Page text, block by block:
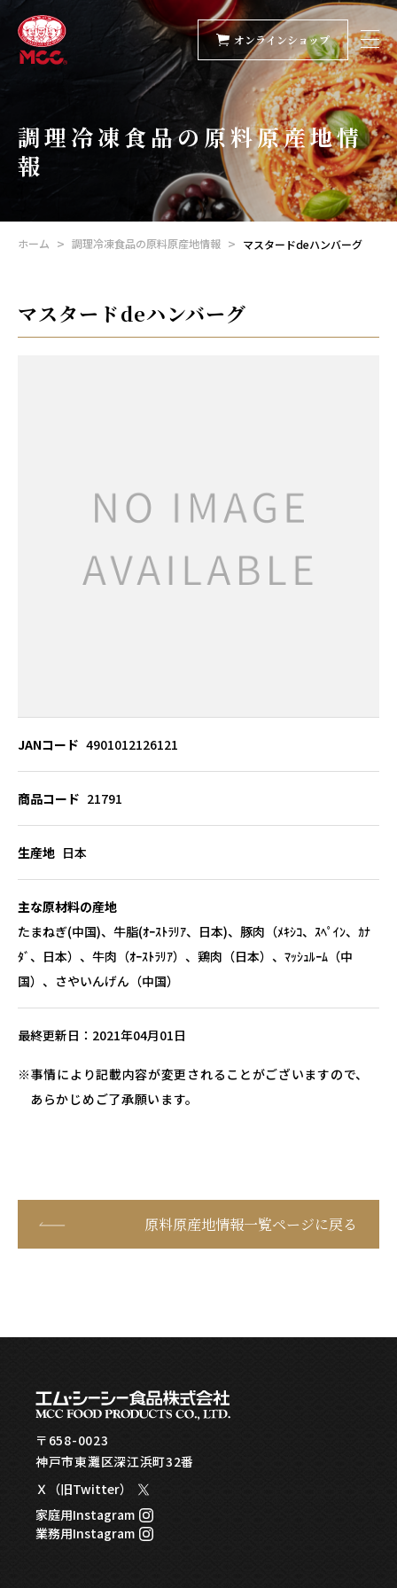
オンラインショップ
調理冷凍食品の原料原産地情
報
ホーム 調理冷凍食品の原料原産地情報 マスタードdeハンバーグ
マスタードdeハンバーグ
JANコード 4901012126121
商品コード 21791
生産地 日本
主な原材料の産地
たまねぎ(中国)、牛脂(ｵｰｽﾄﾗﾘｱ、日本)、豚肉（ﾒｷｼｺ、ｽﾍﾟｲﾝ、ｶﾅ
ﾀﾞ、日本）、牛肉（ｵｰｽﾄﾗﾘｱ）、鶏肉（日本）、ﾏｯｼｭﾙｰﾑ（中
国）、さやいんげん（中国）
最終更新日 2021年04月01日
事情により記載内容が変更されることがございますので、
あらかじめご了承願います。
原料原産地情報一覧ページに戻る
〒658-0023
神戸市東灘区深江浜町32番
Ｘ（旧Twitter）
家庭用Instagram
業務用Instagram